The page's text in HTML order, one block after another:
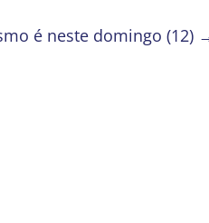
é neste domingo (12)